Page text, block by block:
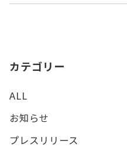
カテゴリー
ALL
お知らせ
プレスリリース